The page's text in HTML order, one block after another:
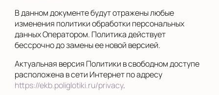
В данном документе будут отражены любые
изменения политики обработки персональных
данных Оператором. Политика действует
бессрочно до замены ее новой версией.
Актуальная версия Политики в свободном доступе
расположена в сети Интернет по адресу
https://ekb.poliglotiki.ru/privacy.